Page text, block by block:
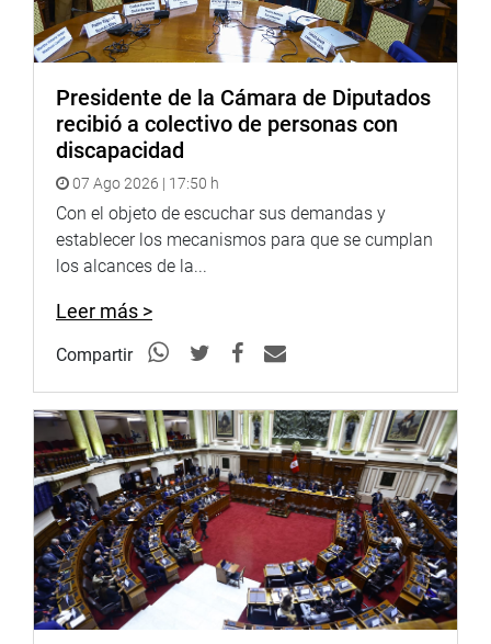
PRENSA CONGRESO 23-08-18
Presidente de la Cámara de Diputados
recibió a colectivo de personas con
discapacidad
07 Ago 2026 | 17:50 h
Con el objeto de escuchar sus demandas y
establecer los mecanismos para que se cumplan
los alcances de la...
Leer más >
Compartir